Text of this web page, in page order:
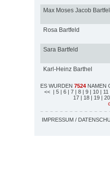
Max Moses Jacob
Rosa Bartfeld
Sara Bartfeld
Karl-Heinz Barthel
ES WURDEN 7524 NAMEN
<< | 5 | 6 | 7 | 8 | 9 | 10 | 11
17 | 18 | 19 | 20
IMPRESSUM /